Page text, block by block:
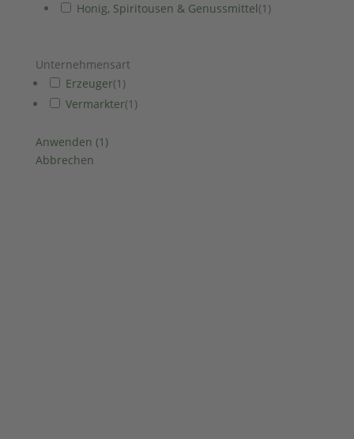
Honig, Spiritousen & Genussmittel(1 )
Unternehmensart
Erzeuger(1 )
Vermarkter(1 )
Anwenden (1 )
Abbrechen